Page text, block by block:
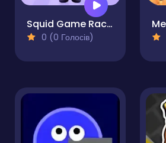
Squid Game Race 3D
0 (0 Голосів)